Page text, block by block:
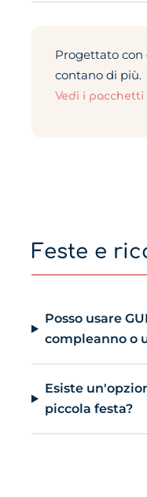
Progettato
contano di più.
Vedi i
Feste e
Posso usare
compleanno o
Esiste
piccola festa?